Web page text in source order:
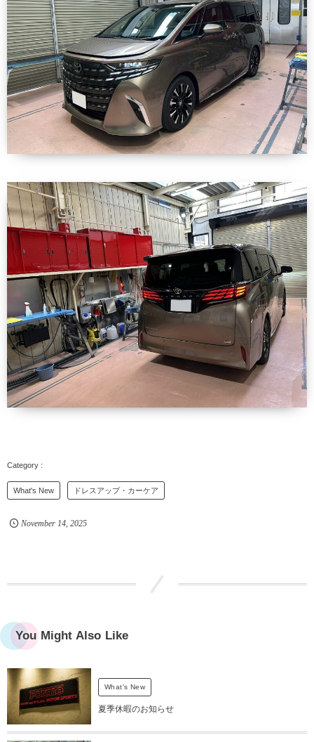
What's New ドレスアップ・カーケア
November 14, 2025
You Might Also Like
What's New
夏季休暇のお知らせ